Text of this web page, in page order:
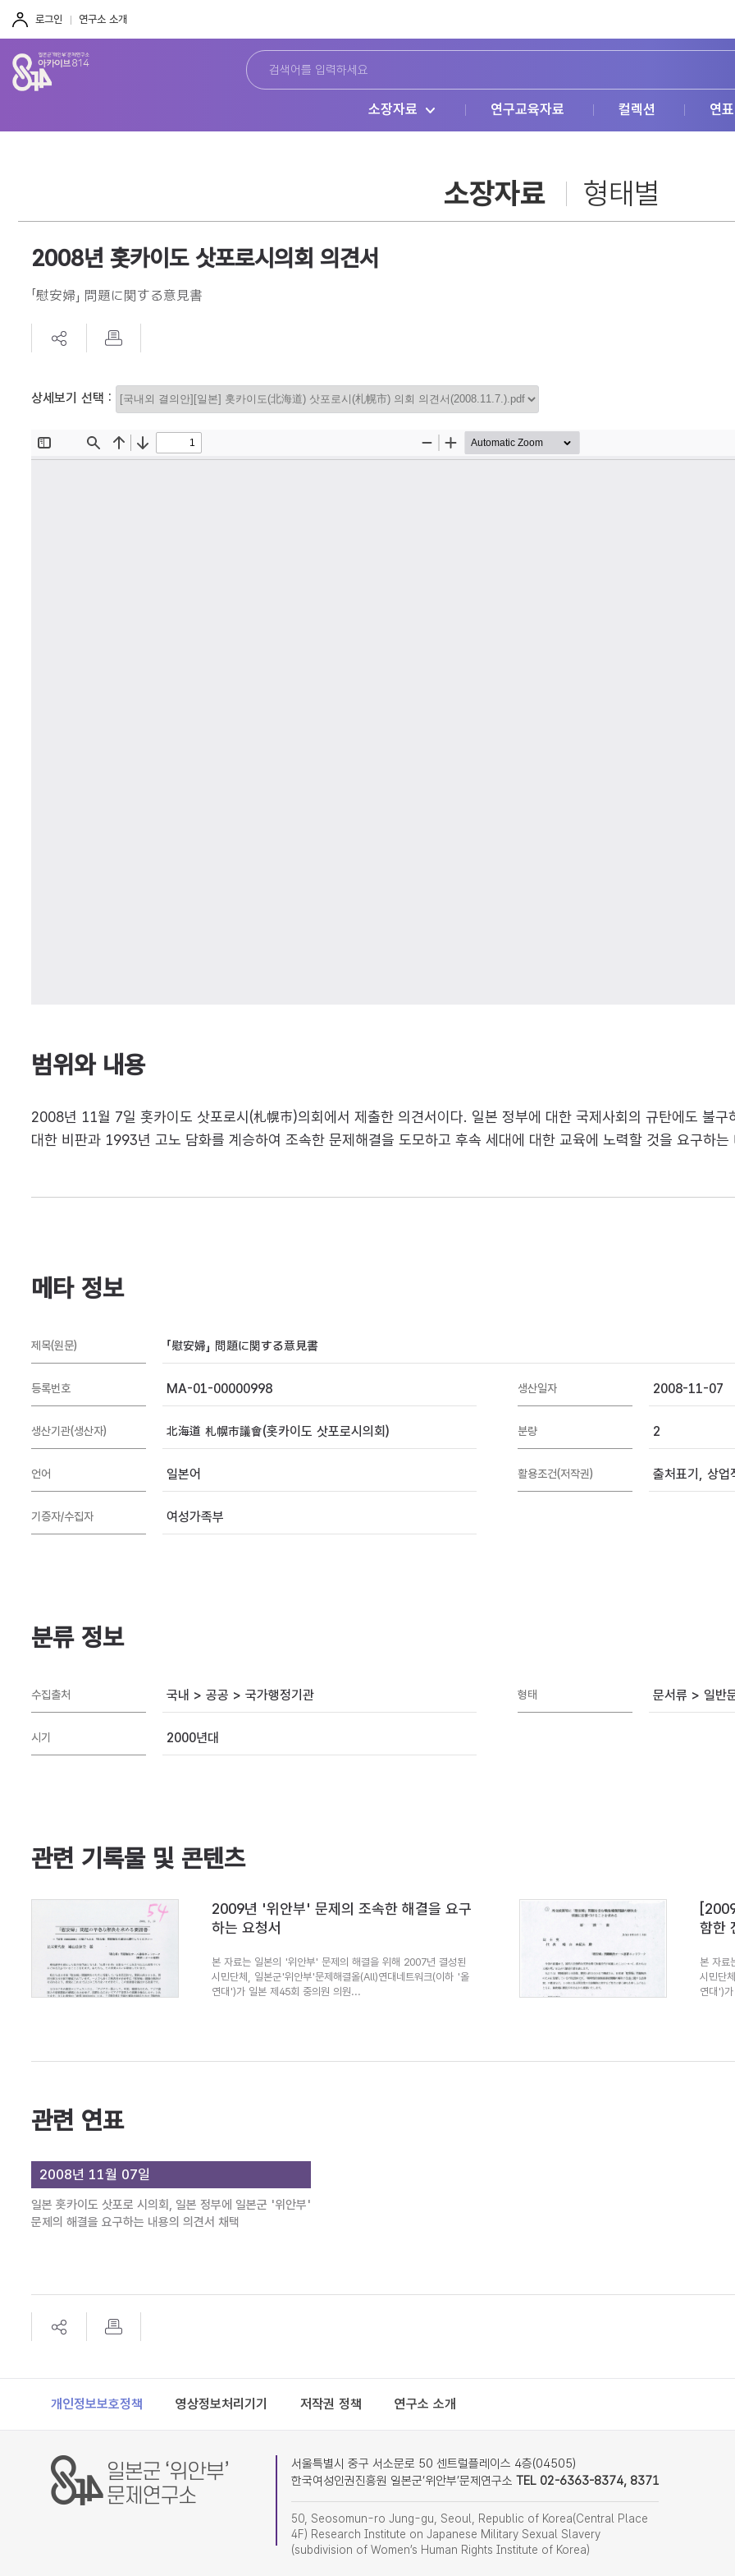
로그인 연구소 소개
소장자료 연구교육자료 컬렉션 연표
소장자료 형태별
2008년 홋카이도 삿포로시의회 의견서
「慰安婦」 問題に関する意見書
상세보기 선택 :
범위와 내용
2008년 11월 7일 홋카이도 삿포로시(札幌市)의회에서 제출한 의견서이다. 일본 정부에 대한 국제사회의 규탄에도 불구
대한 비판과 1993년 고노 담화를 계승하여 조속한 문제해결을 도모하고 후속 세대에 대한 교육에 노력할 것을 요구하는
메타 정보
제목(원문) 「慰安婦」 問題に関する意見書
등록번호 MA-01-00000998 생산일자 2008-11-07
생산기관(생산자) 北海道 札幌市議會(홋카이도 삿포로시의회) 분량 2
언어 일본어 활용조건(저작권) 출처표기, 상업
기증자/수집자 여성가족부
분류 정보
수집출처 국내 > 공공 > 국가행정기관 형태 문서류 > 일반
시기 2000년대
관련 기록물 및 콘텐츠
2009년 '위안부' 문제의 조속한 해결을 요구
하는 요청서
본 자료는 일본의 '위안부' 문제의 해결을 위해 2007년 결성된
시민단체, 일본군'위안부'문제해결올(All)연대네트워크(이하 '올
연대')가 일본 제45회 중의원 의원...
함한
본 자료
시민단
연대')
관련 연표
2008년 11월 07일
일본 홋카이도 삿포로 시의회, 일본 정부에 일본군 '위안부'
문제의 해결을 요구하는 내용의 의견서 채택
Footer
개인정보보호정책 영상정보처리기기 저작권 정책 연구소 소개
서울특별시 중구 서소문로 50 센트럴플레이스 4층(04505)
한국여성인권진흥원 일본군‘위안부’문제연구소 TEL 02-6363-8374, 8371
50, Seosomun-ro Jung-gu, Seoul, Republic of Korea(Central Place
4F) Research Institute on Japanese Military Sexual Slavery
(subdivision of Women’s Human Rights Institute of Korea)